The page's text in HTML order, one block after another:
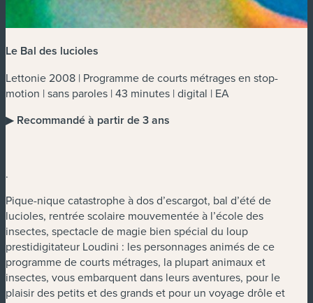
Le Bal des lucioles
Lettonie 2008 | Programme de courts métrages en stop-
motion | sans paroles | 43 minutes | digital | EA
▶ Recommandé à partir de 3 ans
.
Pique-nique catastrophe à dos d’escargot, bal d’été de
lucioles, rentrée scolaire mouvementée à l’école des
insectes, spectacle de magie bien spécial du loup
prestidigitateur Loudini : les personnages animés de ce
programme de courts métrages, la plupart animaux et
insectes, vous embarquent dans leurs aventures, pour le
plaisir des petits et des grands et pour un voyage drôle et